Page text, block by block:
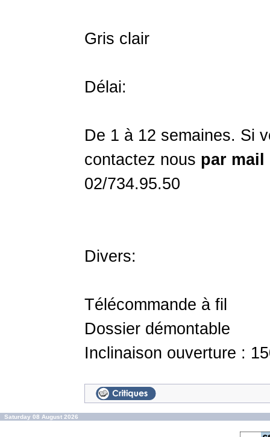
Gris clair
Délai:
De 1 à 12 semaines. Si
contactez nous par mail
02/734.95.50
Divers:
Télécommande à fil
Dossier démontable
Inclinaison ouverture :
Saturday 08 August 2026